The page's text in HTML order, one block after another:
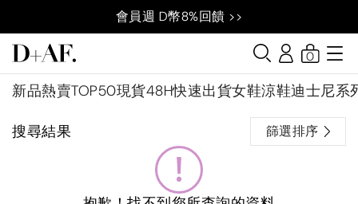
會員週 D幣8%回饋 >>
新品熱賣TOP50現貨48H快速出貨女鞋涼鞋迪士尼系
0
搜尋結果 篩選排序